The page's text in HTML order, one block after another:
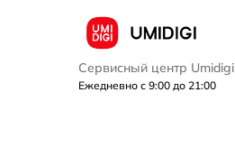
Сервисный центр Umidigi
Ежедневно с 9:00 до 21:00